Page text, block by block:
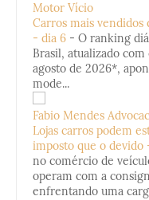
Motor Vício
Carros mais
- dia 6 - O ranking
Brasil, atualizado com
agosto de 2026*,
mode...
Fabio Mendes
Lojas carros podem
imposto que o devido
no comércio de
operam com a
enfrentando uma